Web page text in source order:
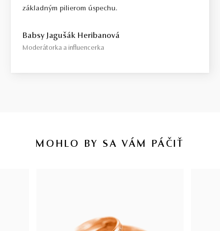
základným pilierom úspechu.
Babsy Jagušák Heribanová
Moderátorka a influencerka
MOHLO BY SA VÁM PÁČIŤ